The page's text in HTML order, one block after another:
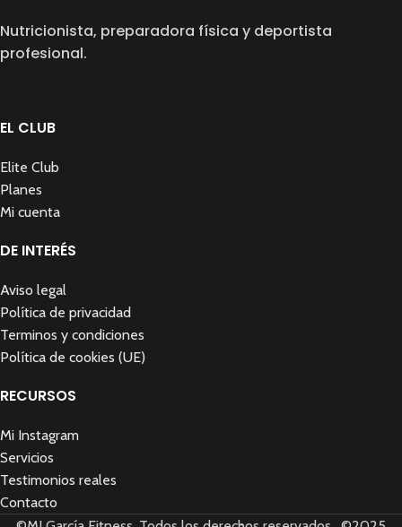
Nutricionista, preparadora física y deportista
profesional.
EL CLUB
Elite Club
Planes
Mi cuenta
DE INTERÉS
Aviso legal
Política de privacidad
Terminos y condiciones
Política de cookies (UE)
RECURSOS
Mi Instagram
Servicios
Testimonios reales
Contacto